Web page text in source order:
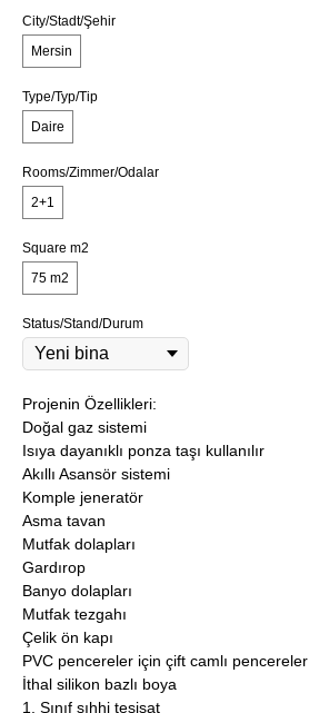
City/Stadt/Şehir
Mersin
Type/Typ/Tip
Daire
Rooms/Zimmer/Odalar
2+1
Square m2
75 m2
Status/Stand/Durum
Projenin Özellikleri:
Doğal gaz sistemi
Isıya dayanıklı ponza taşı kullanılır
Akıllı Asansör sistemi
Komple jeneratör
Asma tavan
Mutfak dolapları
Gardırop
Banyo dolapları
Mutfak tezgahı
Çelik ön kapı
PVC pencereler için çift camlı pencereler
İthal silikon bazlı boya
1. Sınıf sıhhi tesisat